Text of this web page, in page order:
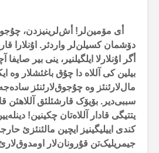
أی مۆمین‌لر! أش‌لرینیزدن،
دۆشمان کسیلن‌لر واردئر. اۇنلارا
أگر اۇنلارلا ایلگیلنیر، ینی بیر صایفا
بیلین کی آللاە دا چۇق باغئشلار وە
مال‌لارئنئز وە چۇجوق‌لارئنئز
سببی‌دیر. بۆیۆک قارشئلئق آللاهئن
یتتیگی قادار آللاەتان چکینین!
کندی اییلیگینیز ایچین مالئنئزئ
جیمریلیک‌تن قۇرونان‌لار